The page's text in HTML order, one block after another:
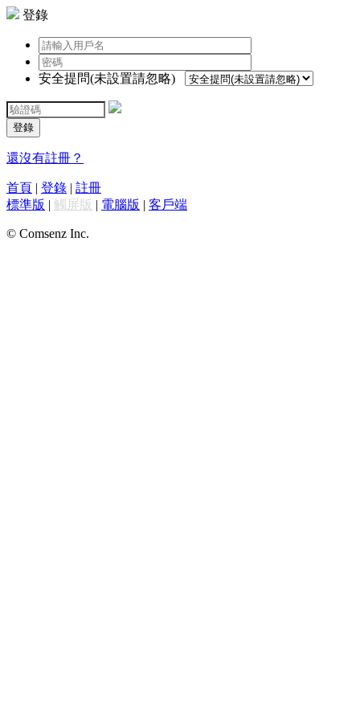
登錄
安全提問(未設置請忽略)
登錄
還沒有註冊？
首頁 | 登錄 | 註冊
標準版 | 觸屏版 | 電腦版 | 客戶端
© Comsenz Inc.